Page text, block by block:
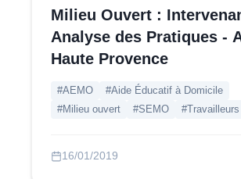
Milieu Ouvert :
Analyse des Pratiques -
Haute Provence
#AEMO
#Aide Éducatif à Domicile
#Milieu ouvert
#SEMO
16/01/2019